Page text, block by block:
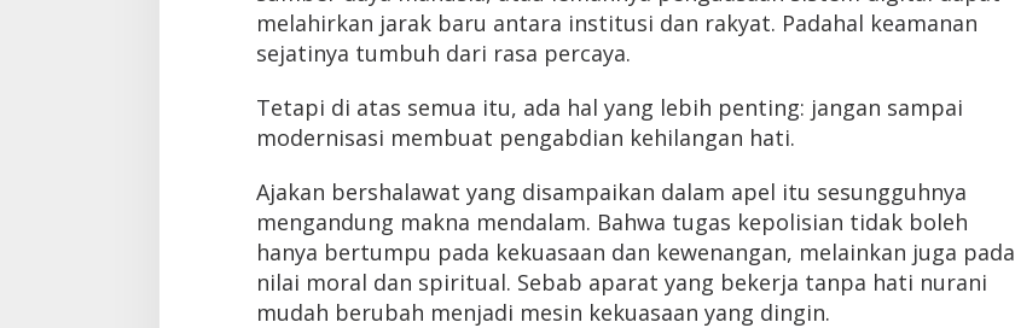
melahirkan jarak baru antara institusi dan rakyat. Padahal keamanan
sejatinya tumbuh dari rasa percaya.
Tetapi di atas semua itu, ada hal yang lebih penting: jangan sampai
modernisasi membuat pengabdian kehilangan hati.
Ajakan bershalawat yang disampaikan dalam apel itu sesungguhnya
mengandung makna mendalam. Bahwa tugas kepolisian tidak boleh
hanya bertumpu pada kekuasaan dan kewenangan, melainkan juga pada
nilai moral dan spiritual. Sebab aparat yang bekerja tanpa hati nurani
mudah berubah menjadi mesin kekuasaan yang dingin.